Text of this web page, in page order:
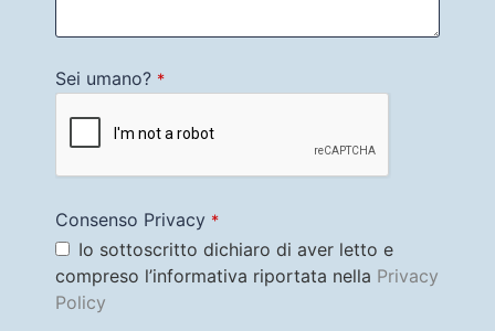
Sei umano? *
Consenso Privacy *
Io sottoscritto dichiaro di aver letto e
compreso l’informativa riportata nella Privacy
Policy